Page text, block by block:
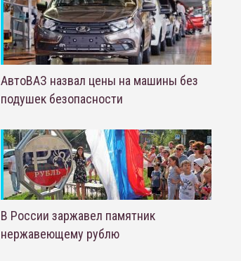
АвтоВАЗ назвал цены на машины без
подушек безопасности
В России заржавел памятник
нержавеющему рублю